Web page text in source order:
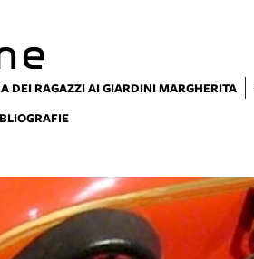
DEI RAGAZZI AI GIARDINI MARGHERITA